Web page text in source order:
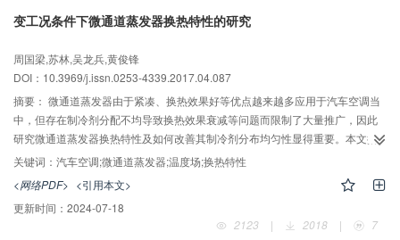
变工况条件下微通道蒸发器换热特性的研究
周国梁,苏林,吴龙兵,黄俊锋
DOI：10.3969/j.issn.0253-4339.2017.04.087
摘要： 微通道蒸发器由于紧凑、换热效果好等优点越来越多应用于汽车空调当
中，但存在制冷剂分配不均导致换热效果衰减等问题而限制了大量推广，因此
研究微通道蒸发器换热特性及如何改善其制冷剂分布均匀性显得重要。本文搭
建了以R134a为制冷剂的汽车空调实验测试台，分析了双排四流程微通道蒸发
器的换热量及?损，利用红外热像仪拍摄蒸发器表面得到表面温度分布图像。随
着蒸发器进风温度由21 ℃升高到42 ℃，制冷量由2.37 kW增加到4.19 kW，而
蒸发器?损先增加后减小，并在进风温度为27 ℃与进风温度为42 ℃时达到最大
值与最小值，分别为0.21 kW与0.16 kW。表征蒸发器表面温度分布均匀性的σ
关键词： 汽车空调;微通道蒸发器;温度场;换热特性
<网络PDF> <引用本文>
更新时间： 2024-07-18
2123
| 2018 | 7